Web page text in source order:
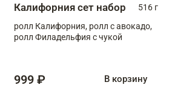
Калифорния сет набор
516 г
ролл Калифорния, ролл с авокадо,
ролл Филадельфия с чукой
999 ₽ В корзину